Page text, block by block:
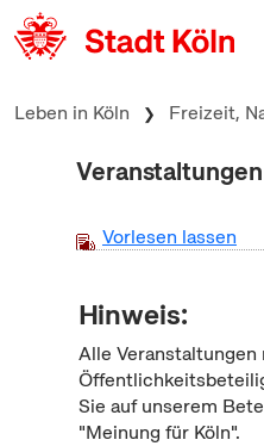
zum Inhalt springen
Leben in Köln Freizeit,
Veranstaltungen
Vorlesen lassen
Hinweis:
Alle
Sie auf unserem
"Meinung für Köln".